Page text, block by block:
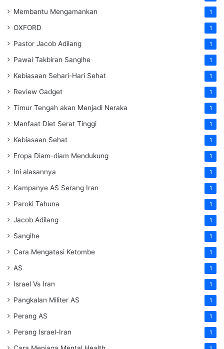
Membantu Mengamankan 1
OXFORD 1
Pastor Jacob Adilang 1
Pawai Takbiran Sangihe 1
Kebiasaan Sehari-Hari Sehat 1
Review Gadget 1
Timur Tengah akan Menjadi Neraka 1
Manfaat Diet Serat Tinggi 1
Kebiasaan Sehat 1
Eropa Diam-diam Mendukung 1
Ini alasannya 1
Kampanye AS Serang Iran 1
Paroki Tahuna 1
Jacob Adilang 1
Sangihe 1
Cara Mengatasi Ketombe 1
AS 1
Israel Vs Iran 1
Pangkalan Militer AS 1
Perang AS 1
Perang Israel-Iran 1